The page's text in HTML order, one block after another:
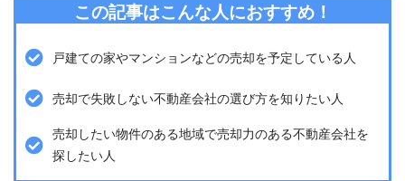
この記事はこんな人におすすめ！
戸建ての家やマンションなどの売却を予定している人
売却で失敗しない不動産会社の選び方を知りたい人
売却したい物件のある地域で売却力のある不動産会社を
探したい人